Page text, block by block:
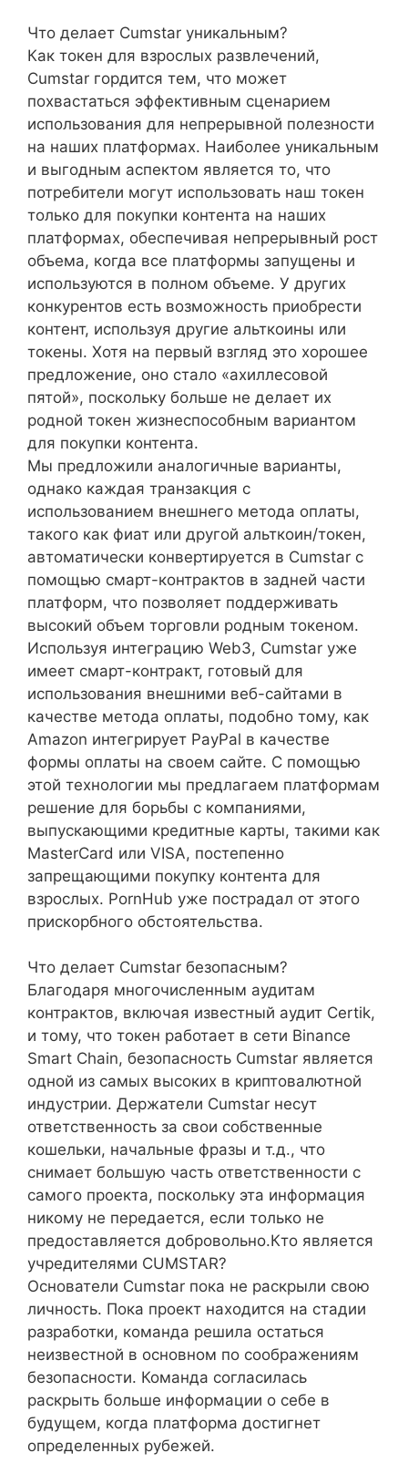
Что делает Cumstar уникальным?
Как токен для взрослых развлечений,
Cumstar гордится тем, что может
похвастаться эффективным сценарием
использования для непрерывной полезности
на наших платформах. Наиболее уникальным
и выгодным аспектом является то, что
потребители могут использовать наш токен
только для покупки контента на наших
платформах, обеспечивая непрерывный рост
объема, когда все платформы запущены и
используются в полном объеме. У других
конкурентов есть возможность приобрести
контент, используя другие альткоины или
токены. Хотя на первый взгляд это хорошее
предложение, оно стало «ахиллесовой
пятой», поскольку больше не делает их
родной токен жизнеспособным вариантом
для покупки контента.
Мы предложили аналогичные варианты,
однако каждая транзакция с
использованием внешнего метода оплаты,
такого как фиат или другой альткоин/токен,
автоматически конвертируется в Cumstar с
помощью смарт-контрактов в задней части
платформ, что позволяет поддерживать
высокий объем торговли родным токеном.
Используя интеграцию Web3, Cumstar уже
имеет смарт-контракт, готовый для
использования внешними веб-сайтами в
качестве метода оплаты, подобно тому, как
Amazon интегрирует PayPal в качестве
формы оплаты на своем сайте. С помощью
этой технологии мы предлагаем платформам
решение для борьбы с компаниями,
выпускающими кредитные карты, такими как
MasterCard или VISA, постепенно
запрещающими покупку контента для
взрослых. PornHub уже пострадал от этого
прискорбного обстоятельства.
Что делает Cumstar безопасным?
Благодаря многочисленным аудитам
контрактов, включая известный аудит Certik,
и тому, что токен работает в сети Binance
Smart Chain, безопасность Cumstar является
одной из самых высоких в криптовалютной
индустрии. Держатели Cumstar несут
ответственность за свои собственные
кошельки, начальные фразы и т.д., что
снимает большую часть ответственности с
самого проекта, поскольку эта информация
никому не передается, если только не
предоставляется добровольно.Кто является
учредителями CUMSTAR?
Основатели Cumstar пока не раскрыли свою
личность. Пока проект находится на стадии
разработки, команда решила остаться
неизвестной в основном по соображениям
безопасности. Команда согласилась
раскрыть больше информации о себе в
будущем, когда платформа достигнет
определенных рубежей.